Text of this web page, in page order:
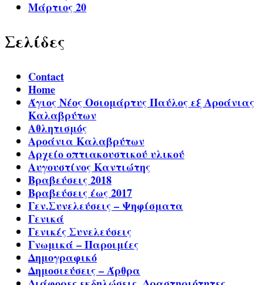
Μάρτιος 20
Σελίδες
Contact
Home
Άγιος Νέος Οσιομάρτυς Παύλος εξ Αροάνιας
Καλαβρύτων
Αθλητισμός
Αροάνια Καλαβρύτων
Αρχείο οπτιακουστικού υλικού
Αυγουστίνος Καντιώτης
Βραβεύσεις 2018
Βραβεύσεις έως 2017
Γεν.Συνελεύσεις – Ψηφίσματα
Γενικά
Γενικές Συνελεύσεις
Γνωμικά – Παροιμίες
Δημογραφικό
Δημοσιεύσεις – Άρθρα